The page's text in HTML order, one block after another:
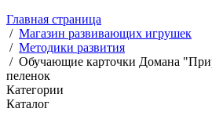
Главная страница
/ Магазин развивающих игрушек
/ Методики развития
/ Обучающие карточки Домана
пеленок
Категории
Каталог